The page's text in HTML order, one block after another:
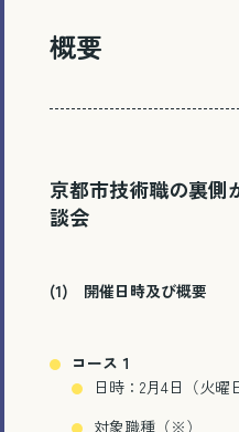
概要
京都市技術職の裏側
談会
(1) 開催日時及び概要
コース１
日時：2月4日（火曜
対象職種（※）